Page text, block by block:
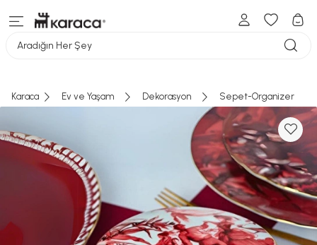
Aradığın Her Şey
Karaca Ev ve Yaşam Dekorasyon Sepet-Organizer